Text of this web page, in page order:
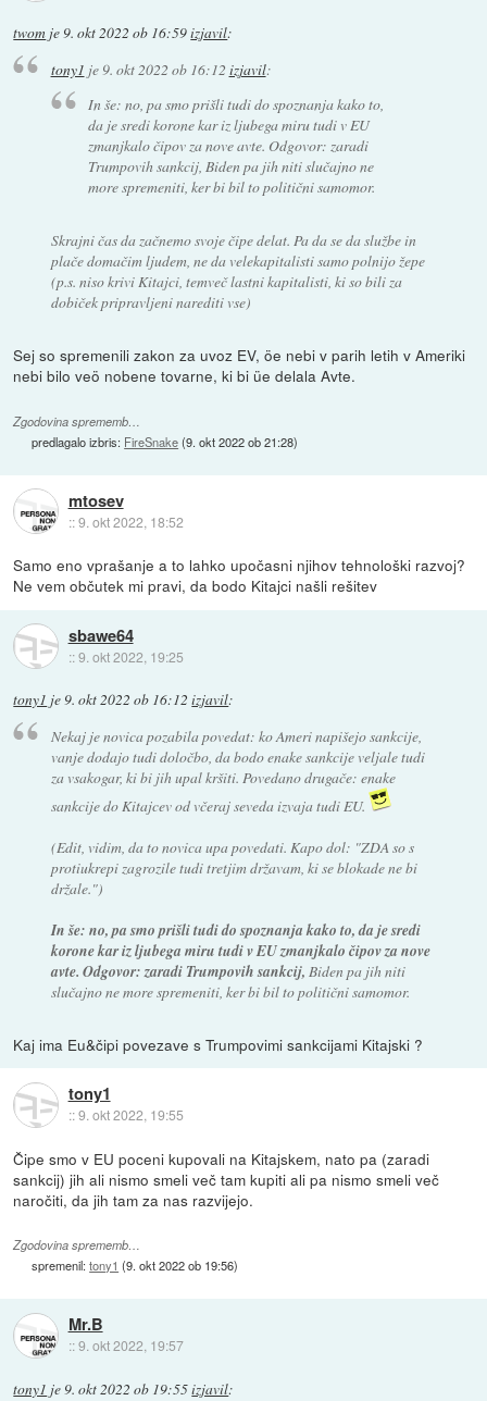
twom je9. okt 2022 ob 16:59izjavil:
tony1 je 9. okt 2022 ob 16:12 izjavil:
In še: no, pa smo prišli tudi do spoznanja kako to,
da je sredi korone kar iz ljubega miru tudi v EU
zmanjkalo čipov za nove avte. Odgovor: zaradi
Trumpovih sankcij, Biden pa jih niti slučajno ne
more spremeniti, ker bi bil to politični samomor.
Skrajni čas da začnemo svoje čipe delat. Pa da se da službe in
plače domačim ljudem, ne da velekapitalisti samo polnijo žepe
(p.s. niso krivi Kitajci, temveč lastni kapitalisti, ki so bili za
dobiček pripravljeni narediti vse)
Sej so spremenili zakon za uvoz EV, öe nebi v parih letih v Ameriki
nebi bilo veö nobene tovarne, ki bi üe delala Avte.
Zgodovina sprememb…
predlagalo izbris: FireSnake(9. okt 2022 ob 21:28)
mtosev
::9. okt 2022, 18:52
Samo eno vprašanje a to lahko upočasni njihov tehnološki razvoj?
Ne vem občutek mi pravi, da bodo Kitajci našli rešitev
sbawe64
::9. okt 2022, 19:25
tony1 je9. okt 2022 ob 16:12 izjavil:
Nekaj je novica pozabila povedat: ko Ameri napišejo sankcije,
vanje dodajo tudi določbo, da bodo enake sankcije veljale tudi
za vsakogar, ki bi jih upal kršiti. Povedano drugače: enake
sankcije do Kitajcev od včeraj seveda izvaja tudi EU.
(Edit, vidim, da to novica upa povedati. Kapo dol: "ZDA so s
protiukrepi zagrozile tudi tretjim državam, ki se blokade ne bi
držale.")
In še: no, pa smo prišli tudi do spoznanja kako to, da je sredi
korone kar iz ljubega miru tudi v EU zmanjkalo čipov za nove
avte. Odgovor: zaradi Trumpovih sankcij, Biden pa jih niti
slučajno ne more spremeniti, ker bi bil to politični samomor.
Kaj ima Eu&čipi povezave s Trumpovimi sankcijami Kitajski ?
tony1
::9. okt 2022, 19:55
Čipe smo v EU poceni kupovali na Kitajskem, nato pa (zaradi
sankcij) jih ali nismo smeli več tam kupiti ali pa nismo smeli več
naročiti, da jih tam za nas razvijejo.
Zgodovina sprememb…
spremenil:tony1 (9. okt 2022 ob 19:56)
Mr.B
::9. okt 2022, 19:57
tony1 je9. okt 2022 ob 19:55izjavil: